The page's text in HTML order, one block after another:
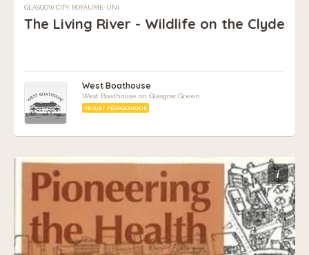
GLASGOW CITY, ROYAUME-UNI
The Living River - Wildlife on the Clyde
West Boathouse
West Boathouse on Glasgow Green.
PROJET PÉDAGOGIQUE
i